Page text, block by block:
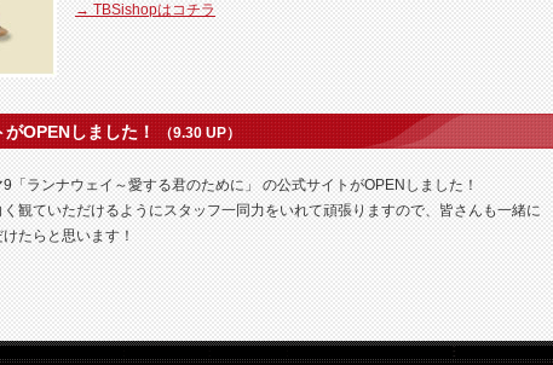
→ TBSishopはコチラ
がOPENしました！（9.30 UP）
「ランナウェイ～愛する君のために」 の公式サイトがOPENしました！
く観ていただけるようにスタッフ一同力をいれて頑張りますので、皆さんも一緒に
たらと思います！